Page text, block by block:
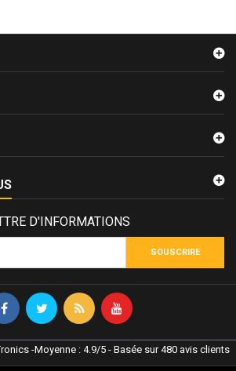
D'INFORMATIONS
SOUSCRIRE
-Moyenne : 4.9/5 - Basée sur480 avis clients